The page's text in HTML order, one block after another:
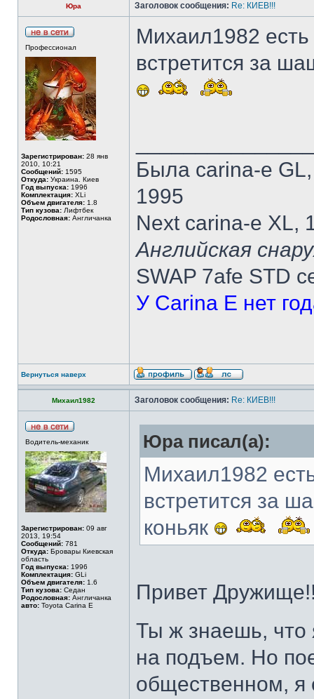
Юра Заголовок сообщения: Re: КИЕВ!!!
Профессионал
Зарегистрирован: 28 янв
2010, 10:21
Сообщений: 1595
Откуда: Украина. Киев
Год выпуска: 1996
Комплектация: XLi
Объем двигателя: 1.8
Тип кузова: Лифтбек
Родословная: Англичанка
Михаил1982
встретится за
Была carina-e
1995
Next carina-e XL,
Английская
SWAP 7afe STD
У Carina E нет
Вернуться наверх
Михаил1982 Заголовок сообщения: Re: КИЕВ!!!
Водитель-механик
Зарегистрирован: 09 авг
2013, 19:54
Сообщений: 781
Откуда: Бровары Киевская
область
Год выпуска: 1996
Комплектация: GLi
Объем двигателя: 1.6
Тип кузова: Седан
Родословная: Англичанка
авто: Toyota Carina E
Юра писал(а):
Михаил1982
встретится за
коньяк
Привет
Ты ж знаешь, что
на подъем. Но
общественном, я